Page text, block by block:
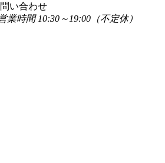
い合わせ
業時間 10:30～19:00（不定休）